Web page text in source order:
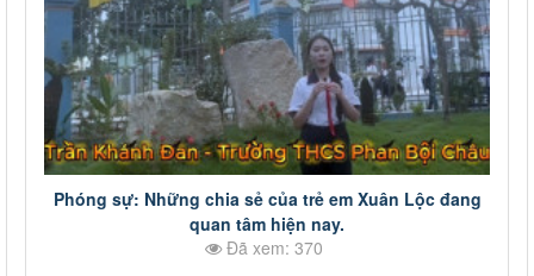
Phóng sự: Những chia sẻ của trẻ em Xuân Lộc đang
quan tâm hiện nay.
Đã xem: 370